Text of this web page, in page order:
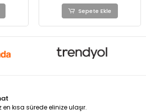
Sepete Ekle
kısa sürede elinize ulaşır.